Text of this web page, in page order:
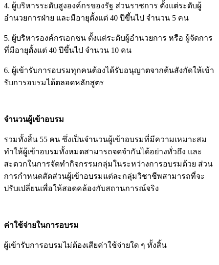
4. ผู้บริหารระดับสูงองค์กรของรัฐ ส่วนราชการ ตั้งแต่ระดับผู้
อำนวยการฝ่าย และมีอายุตั้งแต่ 40 ปีขึ้นไป จำนวน 5 คน
5. ผู้บริหารองค์กรเอกชน ตั้งแต่ระดับผู้อำนวยการ หรือ ผู้จัดการ
ที่มีอายุตั้งแต่ 40 ปีขึ้นไป จำนวน 10 คน
6. ผู้เข้ารับการอบรมทุกคนต้องได้รับอนุญาตจากต้นสังกัดให้เข้า
รับการอบรมได้ตลอดหลักสูตร
จำนวนผู้เข้าอบรม
รวมทั้งสิ้น 55 คน ซึ่งเป็นจำนวนผู้เข้าอบรมที่มีความเหมาะสม
ทำให้ผู้เข้าอบรมทั้งหมดสามารถจดจำกันได้อย่างทั่วถึง และ
สะดวกในการจัดทำกิจกรรมกลุ่มในระหว่างการอบรมด้วย ส่วน
การกำหนดสัดส่วนผู้เข้าอบรมแต่ละกลุ่มวิชาชีพสามารถที่จะ
ปรับเปลี่ยนเพื่อให้สอดคล้องกับสถานการณ์จริง
ค่าใช้จ่ายในการอบรม
ผู้เข้ารับการอบรมไม่ต้องเสียค่าใช้จ่ายใด ๆ ทั้งสิ้น